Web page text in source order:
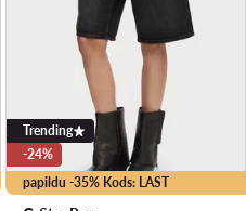
papildu -35% Kods: LAST
Trending
-24%